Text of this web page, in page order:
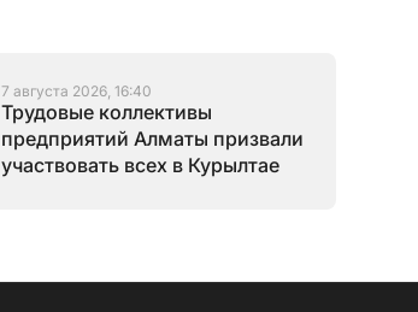
7 августа 2026, 16:40
Трудовые коллективы
предприятий Алматы призвали
участвовать всех в Курылтае